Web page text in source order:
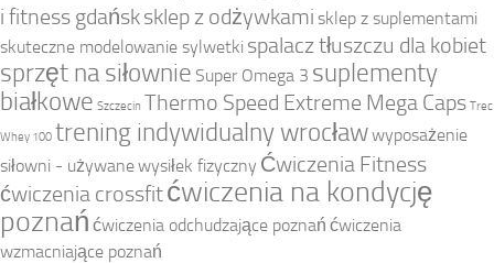
i fitness gdańsksklep z odżywkami sklep z suplementami
skuteczne modelowanie sylwetki spalacz tłuszczu dla kobiet
sprzęt na siłownie Super Omega 3 suplementy
białkowe Szczecin Thermo Speed Extreme Mega Caps Trec
Whey 100 trening indywidualny wrocławwyposażenie
siłowni - używanewysiłek fizyczny Ćwiczenia Fitness
ćwiczenia crossfitćwiczenia na kondycję
poznań ćwiczenia odchudzające poznań ćwiczenia
wzmacniające poznań